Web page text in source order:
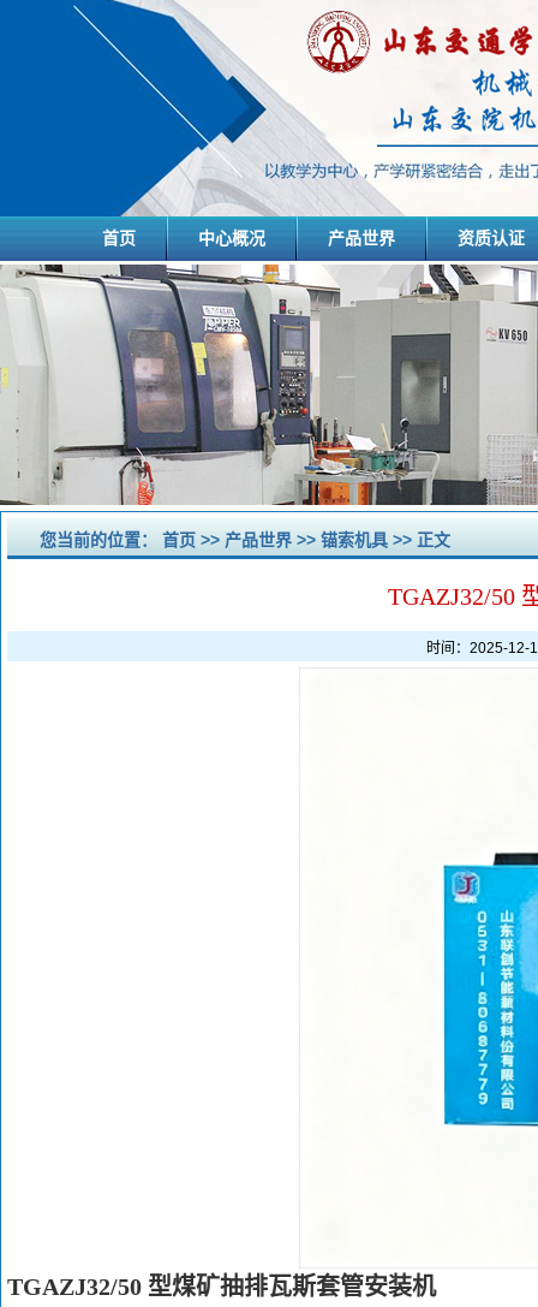
首页 中心概况 产品世界 资质认证
您当前的位置： 首页 >> 产品世界 >> 锚索机具 >> 正文
TGAZJ32/50
时间：2025-
TGAZJ32/50 型煤矿抽排瓦斯套管安装机